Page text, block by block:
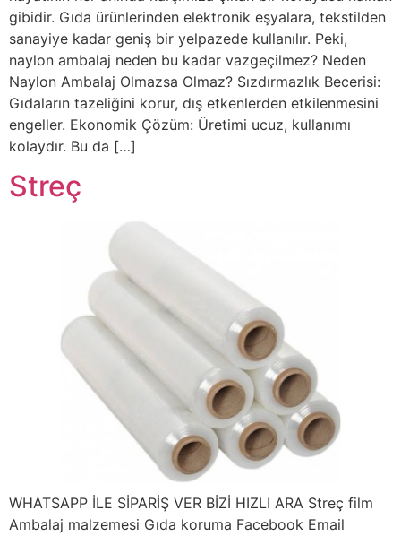
gibidir. Gıda ürünlerinden elektronik eşyalara, tekstilden
sanayiye kadar geniş bir yelpazede kullanılır. Peki,
naylon ambalaj neden bu kadar vazgeçilmez? Neden
Naylon Ambalaj Olmazsa Olmaz? Sızdırmazlık Becerisi:
Gıdaların tazeliğini korur, dış etkenlerden etkilenmesini
engeller. Ekonomik Çözüm: Üretimi ucuz, kullanımı
kolaydır. Bu da […]
Streç
WHATSAPP İLE SİPARİŞ VER BİZİ HIZLI ARA Streç film
Ambalaj malzemesi Gıda koruma Facebook Email